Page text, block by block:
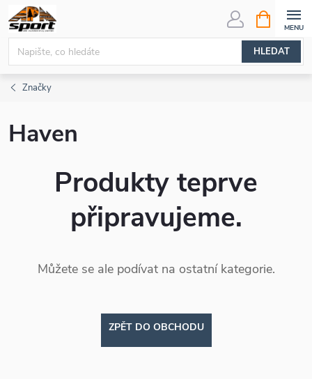
Přejít
na
obsah
HLEDAT
NÁKUPNÍ
KOŠÍK
Značky
Haven
Produkty teprve
připravujeme.
Můžete se ale podívat na ostatní kategorie.
ZPĚT DO OBCHODU